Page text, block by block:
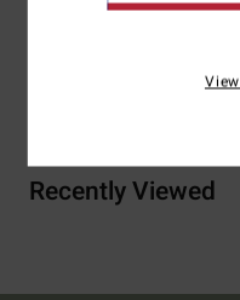
Details & functies
Bezorging & Retour
Recently Viewed